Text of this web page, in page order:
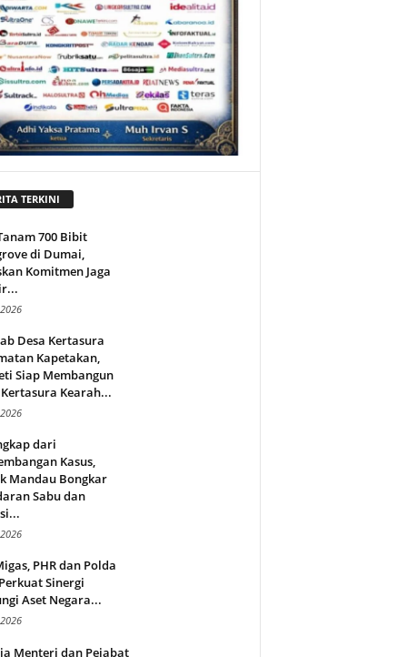
TERKINI
700 Bibit
di Dumai,
Komitmen Jaga
Desa Kertasura
Kapetakan,
Siap Membangun
Kearah...
dari
Kasus,
Mandau Bongkar
Sabu dan
PHR dan Polda
Sinergi
Aset Negara...
Menteri dan Pejabat